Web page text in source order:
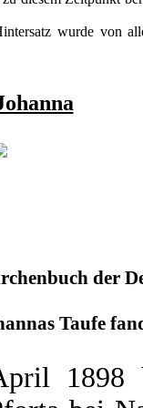
wurde von
der
Taufe
1898